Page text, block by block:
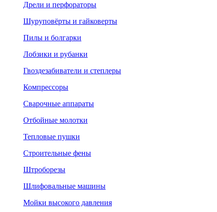
Дрели и перфораторы
Шуруповёрты и гайковерты
Пилы и болгарки
Лобзики и рубанки
Гвоздезабиватели и степлеры
Компрессоры
Сварочные аппараты
Отбойные молотки
Тепловые пушки
Строительные фены
Штроборезы
Шлифовальные машины
Мойки высокого давления